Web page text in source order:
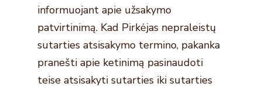
informuojant apie užsakymo
patvirtinimą. Kad Pirkėjas nepraleistų
sutarties atsisakymo termino, pakanka
pranešti apie ketinimą pasinaudoti
teise atsisakyti sutarties iki sutarties